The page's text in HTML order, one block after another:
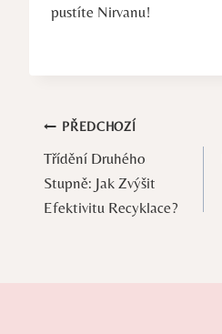
pustíte Nirvanu!
Navigace
pro
příspěvek
PŘEDCHOZÍ
Třídění Druhého
Stupně: Jak Zvýšit
Efektivitu Recyklace?